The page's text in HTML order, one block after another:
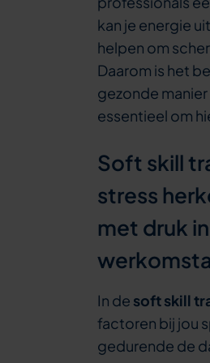
kan je energie
helpen om
Daarom is het
gezonde
essentieel om
Soft skill
stress
met druk
In de soft skill
factoren bij jou
gedurende de